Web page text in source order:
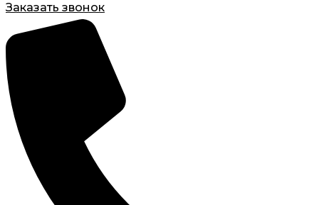
Заказать звонок